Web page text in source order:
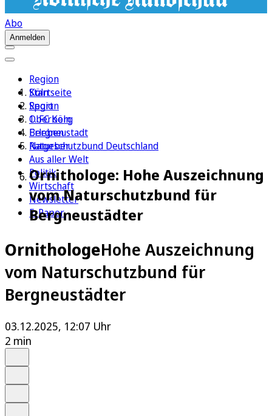
Abo
Anmelden
Region
Köln
Sport
1. FC Köln
Erleben
Ratgeber
Aus aller Welt
Politik
Wirtschaft
Newsletter
E-Paper
Startseite
Region
Oberberg
Bergneustadt
Naturschutzbund Deutschland
Ornithologe: Hohe Auszeichnung
vom Naturschutzbund für
Bergneustädter
OrnithologeHohe Auszeichnung
vom Naturschutzbund für
Bergneustädter
03.12.2025, 12:07 Uhr
2 min